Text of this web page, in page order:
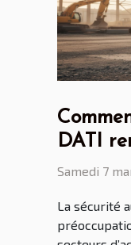
DATI
au
Samedi 7
La sécurité